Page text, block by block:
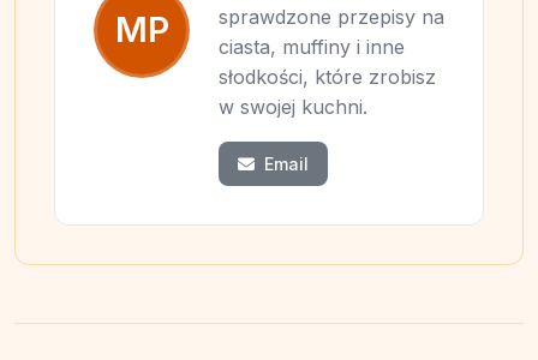
MP
sprawdzone przepisy na
ciasta, muffiny i inne
słodkości, które zrobisz
w swojej kuchni.
Email